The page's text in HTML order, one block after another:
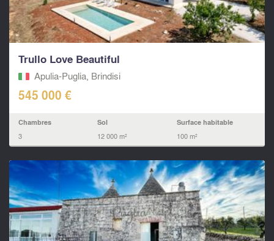
Trullo Love Beautiful
Apulia-Puglia, Brindisi
545 000 €
Chambres
3
Sol
12 000 m²
Surface habitable
100 m²